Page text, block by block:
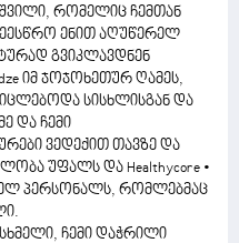
რომელიც ჩემთან
ენით აღუწერელ
გვიკლავდნენ
იმ ჯოჯოხეთურ ღამეს,
სისხლისგან და
და ჩემი
ვედექით თავზე და
უფალს და Healthycore •
პერსონალს, რომლებმაც
ჩემი დაჭრილი